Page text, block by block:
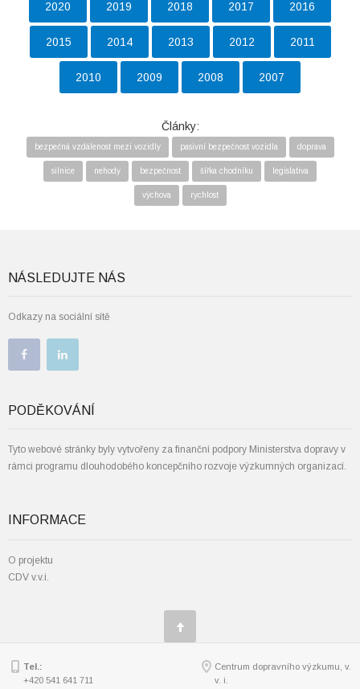
2020 2019 2018 2017 2016
2015 2014 2013 2012 2011
2010 2009 2008 2007
Články:
bezpečná vzdálenost mezi vozidly pasivní bezpečnost vozidla doprava
silnice nehody bezpečnost šířka chodníku legislativa
výchova rychlost
NÁSLEDUJTE NÁS
Odkazy na sociální sítě
PODĚKOVÁNÍ
Tyto webové stránky byly vytvořeny za finanční podpory Ministerstva dopravy v
rámci programu dlouhodobého koncepčního rozvoje výzkumných organizací.
INFORMACE
O projektu
CDV v.v.i.
Tel.:
+420 541 641 711
Centrum dopravního výzkumu, v.
v. i.